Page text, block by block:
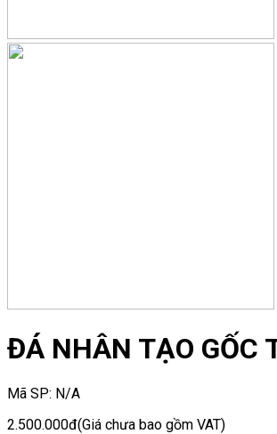
ĐÁ NHÂN TẠO GỐC
Mã SP: N/A
2.500.000đ(Giá chưa bao gồm VAT)